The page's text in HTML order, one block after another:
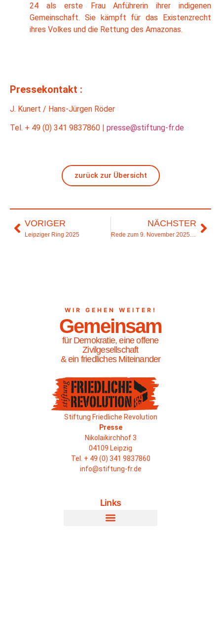
24 als erste Frau Anführerin ihrer indigenen
Gemeinschaft. Sie kämpft für das Existenzrecht
ihres Volkes und die Rettung des Amazonas.
Pressekontakt :
J. Kunert / Hans-Jürgen Röder
Tel. + 49 (0) 341 9837860 | presse@stiftung-fr.de
zurück zur Übersicht
VORIGER
Leipziger Ring 2025
NÄCHSTER
Rede zum 9. November 2025 in der Kapelle der Versöhnung
WIR GEHEN WEITER!
Gemeinsam
für Demokratie, eine offene
Zivilgesellschaft
& ein friedliches Miteinander
Stiftung Friedliche Revolution
Presse
Nikolaikirchhof 3
04109 Leipzig
Tel. + 49 (0) 341 9837860
info@stiftung-fr.de
Links